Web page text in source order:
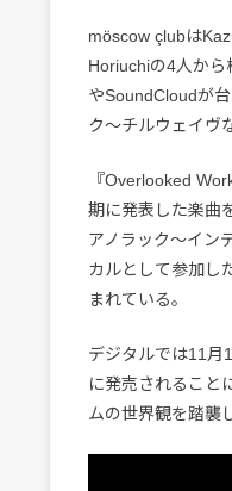
möscow çlubは
Horiuchiの4人か
やSoundCloudが
ク〜チルウェイヴ
『Overlooked
期に発表した楽曲
アノラック〜イン
カルとして参加し
まれている。
デジタルでは11月
に発売されること
ムの世界観を踏襲